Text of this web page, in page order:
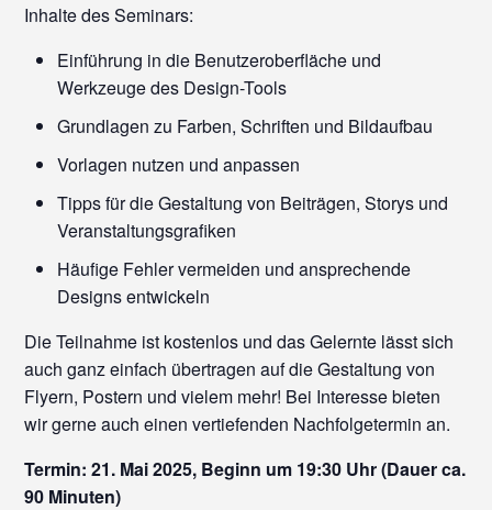
Inhalte des Seminars:
Einführung in die Benutzeroberfläche und
Werkzeuge des Design-Tools
Grundlagen zu Farben, Schriften und Bildaufbau
Vorlagen nutzen und anpassen
Tipps für die Gestaltung von Beiträgen, Storys und
Veranstaltungsgrafiken
Häufige Fehler vermeiden und ansprechende
Designs entwickeln
Die Teilnahme ist kostenlos und das Gelernte lässt sich
auch ganz einfach übertragen auf die Gestaltung von
Flyern, Postern und vielem mehr! Bei Interesse bieten
wir gerne auch einen vertiefenden Nachfolgetermin an.
Termin: 21. Mai 2025, Beginn um 19:30 Uhr (Dauer ca.
90 Minuten)